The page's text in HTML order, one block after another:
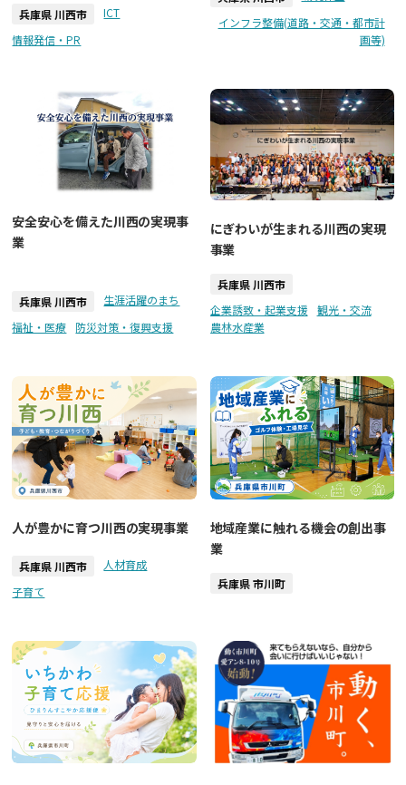
兵庫県 川西市
ICT
情報発信・PR
インフラ整備(道路・交通・都市計
画等)
安全安心を備えた川西の実現事
業
兵庫県 川西市
生涯活躍のまち
福祉・医療
防災対策・復興支援
にぎわいが生まれる川西の実現
事業
兵庫県 川西市
企業誘致・起業支援
観光・交流
農林水産業
人が豊かに育つ川西の実現事業
兵庫県 川西市
人材育成
子育て
地域産業に触れる機会の創出事
業
兵庫県 市川町